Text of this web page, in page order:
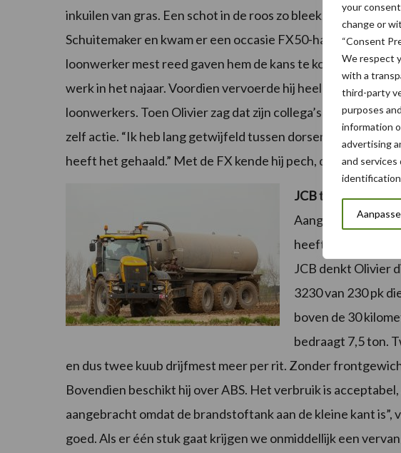
your consent
change or
“Consent
We respect
with a
third-party
purposes
information
advertising
and services
inkuilen van gras. Een schot in de roos zo bleek. Een jaar
Schuitemaker en kwam er een occasie FX50-hakselaar.
loonwerker mest reed gaven hem de kans te komen
werk in het najaar. Voordien vervoerde hij heel wat
loonwerkers. Toen Olivier zag dat zijn collega’s één voor
zelf actie. “Ik heb lang getwijfeld tussen dorsen en
heeft het gehaald.” Met de FX kende hij pech, daarom
JCB top in
Aangezien het
heeft het nood
JCB denkt Olivier
3230 van 230 pk
boven de 30
bedraagt 7,5 ton.
en dus twee kuub drijfmest meer per rit. Zonder
Bovendien beschikt hij over ABS. Het verbruik is
aangebracht omdat de brandstoftank aan de kleine kant is”,
goed. Als er één stuk gaat krijgen we onmiddellijk een